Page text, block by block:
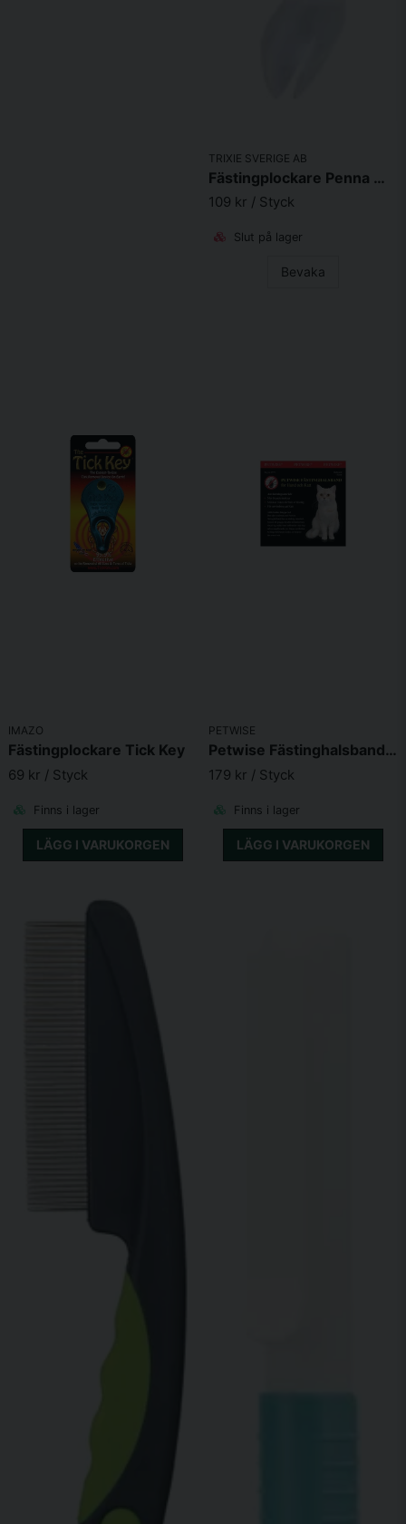
TRIXIE SVERIGE AB
Fästingplockare Penna Med LED Belysning 14cm
109 kr / Styck
Slut på lager
Bevaka
IMAZO
Fästingplockare Tick Key
69 kr / Styck
Finns i lager
LÄGG I VARUKORGEN
PETWISE
Petwise Fästinghalsband För Katt <35cm
179 kr / Styck
Finns i lager
LÄGG I VARUKORGEN